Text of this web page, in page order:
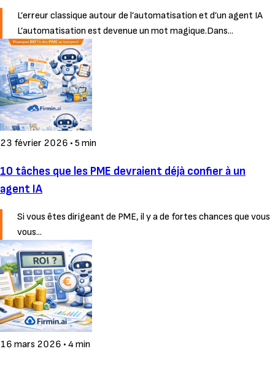
L’erreur classique autour de l’automatisation et d’un agent IA
L’automatisation est devenue un mot magique.Dans...
23 février 2026 • 5 min
10 tâches que les PME devraient déjà confier à un
agent IA
Si vous êtes dirigeant de PME, il y a de fortes chances que vous
vous...
16 mars 2026 • 4 min